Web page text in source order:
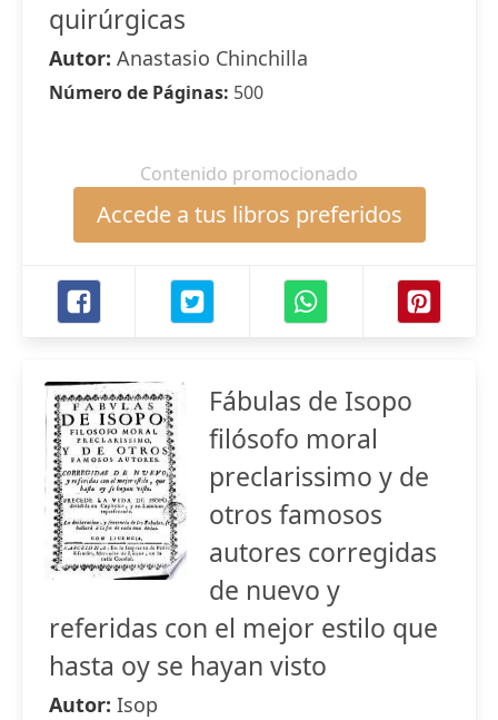
quirúrgicas
Autor: Anastasio Chinchilla
Número de Páginas: 500
Contenido promocionado
Accede a tus libros preferidos
Fábulas de Isopo
filósofo moral
preclarissimo y de
otros famosos
autores corregidas
de nuevo y
referidas con el mejor estilo que
hasta oy se hayan visto
Autor: Isop